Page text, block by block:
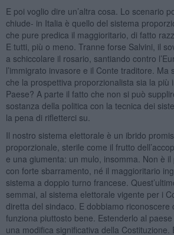
E poi voglio dire un’altra cosa. Lo scenario
chiude- in Italia è quello del sistema
che pure predica il maggioritario, di fatto
E tutti, più o meno. Tranne forse Salvini, il
a schiccolare il rosario, santiando contro
l’immigrato invasore e il Conte traditore. Ma
che la prospettiva proporzionalista sia la più
Paese? A parte il fatto che non si può
sostanza della politica con la tecnica dei
la pena di rifletterci su.
Il nostro sistema elettorale è un ibrido
proporzionale, sterile come il frutto
e una giumenta: un mulo, insomma. Non è
con forte sbarramento, né il maggioritario
sistema a doppio turno francese.
semmai, al sistema elettorale vigente per i
diretta del sindaco. E dobbiamo riconoscere
funziona piuttosto bene. Estenderlo al
una modifica significativa della Costituzione.